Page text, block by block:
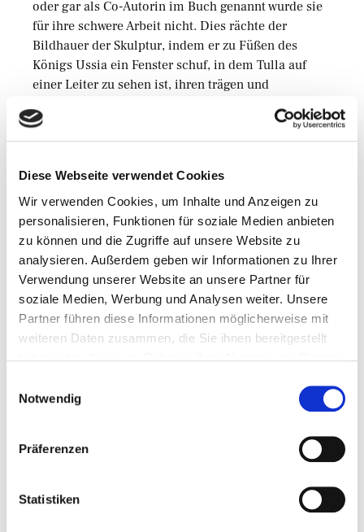
Diese Webseite verwendet Cookies
Wir verwenden Cookies, um Inhalte und Anzeigen zu
personalisieren, Funktionen für soziale Medien anbieten
zu können und die Zugriffe auf unsere Website zu
analysieren. Außerdem geben wir Informationen zu Ihrer
Verwendung unserer Website an unsere Partner für
soziale Medien, Werbung und Analysen weiter. Unsere
Partner führen diese Informationen möglicherweise mit
weiteren Daten zusammen, die Sie ihnen bereitgestellt
Notwendig
Präferenzen
Statistiken
oder gar als Co-Autorin im Buch genannt wurde sie
für ihre schwere Arbeit nicht. Dies rächte der
Bildhauer der Skulptur, indem er zu Füßen des
Königs Ussia ein Fenster schuf, in dem Tulla auf
einer Leiter zu sehen ist, ihren trägen und
zudem heute bekannter und geehrter als ihr Mann.
Westfassade – Copyright E Dreier Wikipedia
1 Abraham, 2 Samuel, 3 Jesaja, 4 Esekiel, 5 Jonas, 6
König David, 7 König Joschafat, 8 König Hiskia, 9
König Ussia, 13 König Salomo, 14 Sacharja, 15
Daniel, 16 Jeremia, 17 Jeremias, 18 Patriarch Jakob
Mittlere Reihe – norwegische Heilige und Tugenden,